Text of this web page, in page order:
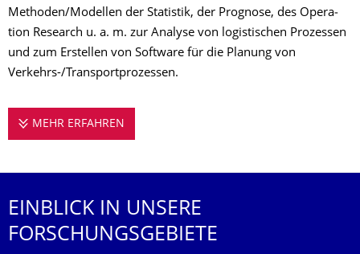
Metho­den/Model­len der Statistik, der Prog­nose, des Opera­
tion Research u. a. m. zur Analyse von logis­tischen Prozes­sen
und zum Erstel­len von Software für die Planung von
Verkehrs-/Transport­pro­zes­sen.
MEHR ERFAHREN
EINBLICK IN UNSERE
FORSCHUNGSGEBIETE